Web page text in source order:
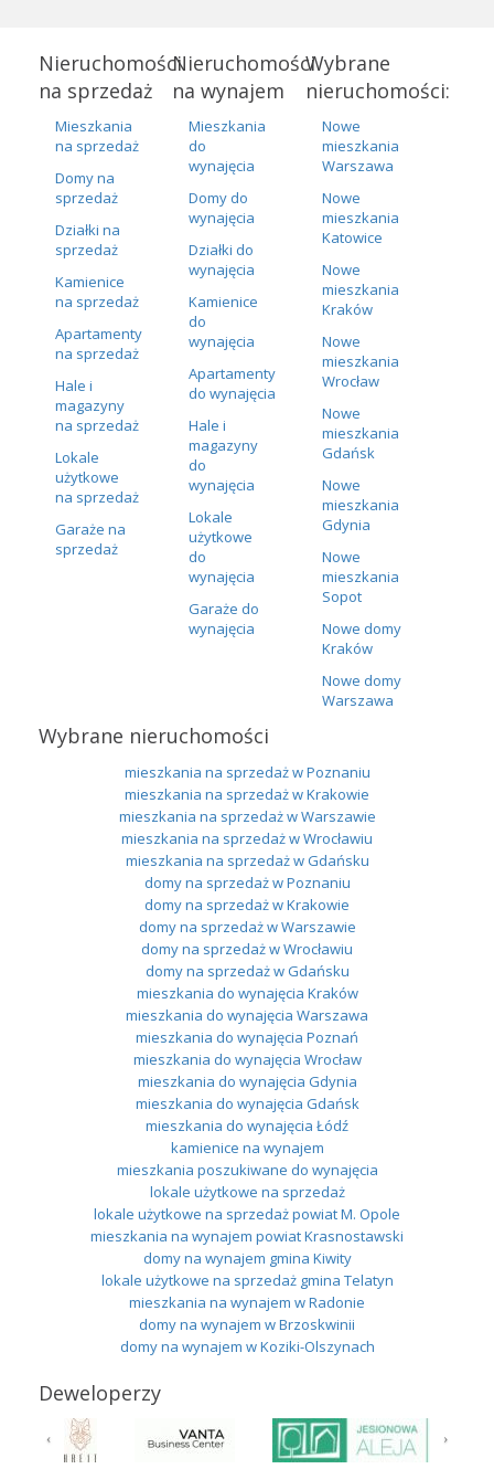
Nieruchomości
na sprzedaż
Mieszkania
na sprzedaż
Domy na
sprzedaż
Działki na
sprzedaż
Kamienice
na sprzedaż
Apartamenty
na sprzedaż
Hale i
magazyny
na sprzedaż
Lokale
użytkowe
na sprzedaż
Garaże na
sprzedaż
Nieruchomości
na wynajem
Mieszkania
do
wynajęcia
Domy do
wynajęcia
Działki do
wynajęcia
Kamienice
do
wynajęcia
Apartamenty
do wynajęcia
Hale i
magazyny
do
wynajęcia
Lokale
użytkowe
do
wynajęcia
Garaże do
wynajęcia
Wybrane
nieruchomości:
Nowe
mieszkania
Warszawa
Nowe
mieszkania
Katowice
Nowe
mieszkania
Kraków
Nowe
mieszkania
Wrocław
Nowe
mieszkania
Gdańsk
Nowe
mieszkania
Gdynia
Nowe
mieszkania
Sopot
Nowe domy
Kraków
Nowe domy
Warszawa
Wybrane nieruchomości
mieszkania na sprzedaż w Poznaniu
mieszkania na sprzedaż w Krakowie
mieszkania na sprzedaż w Warszawie
mieszkania na sprzedaż w Wrocławiu
mieszkania na sprzedaż w Gdańsku
domy na sprzedaż w Poznaniu
domy na sprzedaż w Krakowie
domy na sprzedaż w Warszawie
domy na sprzedaż w Wrocławiu
domy na sprzedaż w Gdańsku
mieszkania do wynajęcia Kraków
mieszkania do wynajęcia Warszawa
mieszkania do wynajęcia Poznań
mieszkania do wynajęcia Wrocław
mieszkania do wynajęcia Gdynia
mieszkania do wynajęcia Gdańsk
mieszkania do wynajęcia Łódź
kamienice na wynajem
mieszkania poszukiwane do wynajęcia
lokale użytkowe na sprzedaż
lokale użytkowe na sprzedaż powiat M. Opole
mieszkania na wynajem powiat Krasnostawski
domy na wynajem gmina Kiwity
lokale użytkowe na sprzedaż gmina Telatyn
mieszkania na wynajem w Radonie
domy na wynajem w Brzoskwinii
domy na wynajem w Koziki-Olszynach
Deweloperzy